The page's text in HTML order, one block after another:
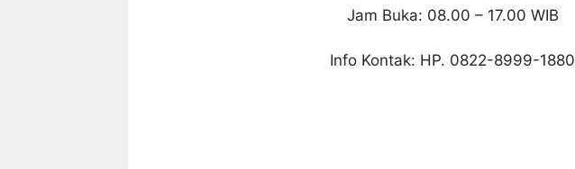
Jam Buka: 08.00 – 17.00 WIB
Info Kontak: HP. 0822-8999-1880